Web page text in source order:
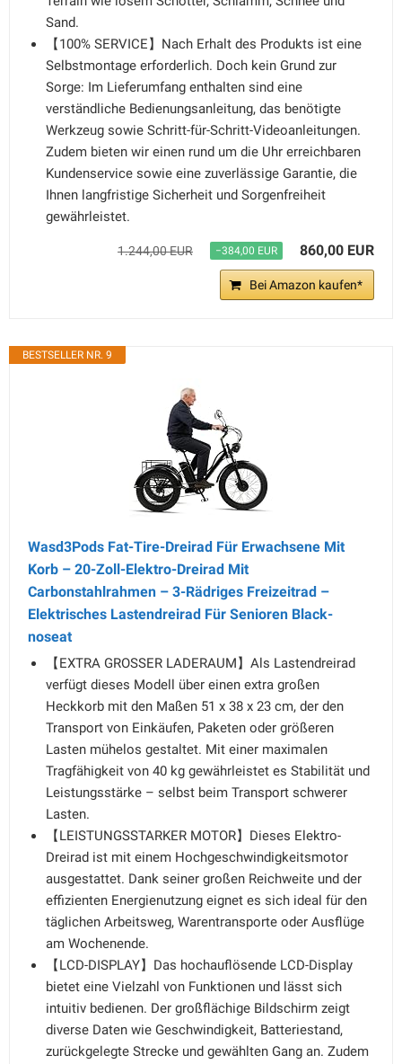
Sand.
【100% SERVICE】Nach Erhalt des Produkts ist eine
Selbstmontage erforderlich. Doch kein Grund zur
Sorge: Im Lieferumfang enthalten sind eine
verständliche Bedienungsanleitung, das benötigte
Werkzeug sowie Schritt-für-Schritt-Videoanleitungen.
Zudem bieten wir einen rund um die Uhr erreichbaren
Kundenservice sowie eine zuverlässige Garantie, die
Ihnen langfristige Sicherheit und Sorgenfreiheit
gewährleistet.
1.244,00 EUR −384,00 EUR 860,00 EUR
Bei Amazon kaufen*
BESTSELLER NR. 9
Wasd3Pods Fat-Tire-Dreirad Für Erwachsene Mit
Korb – 20-Zoll-Elektro-Dreirad Mit
Carbonstahlrahmen – 3-Rädriges Freizeitrad –
Elektrisches Lastendreirad Für Senioren Black-
noseat
【EXTRA GROSSER LADERAUM】Als Lastendreirad
verfügt dieses Modell über einen extra großen
Heckkorb mit den Maßen 51 x 38 x 23 cm, der den
Transport von Einkäufen, Paketen oder größeren
Lasten mühelos gestaltet. Mit einer maximalen
Tragfähigkeit von 40 kg gewährleistet es Stabilität und
Leistungsstärke – selbst beim Transport schwerer
Lasten.
【LEISTUNGSSTARKER MOTOR】Dieses Elektro-
Dreirad ist mit einem Hochgeschwindigkeitsmotor
ausgestattet. Dank seiner großen Reichweite und der
effizienten Energienutzung eignet es sich ideal für den
täglichen Arbeitsweg, Warentransporte oder Ausflüge
am Wochenende.
【LCD-DISPLAY】Das hochauflösende LCD-Display
bietet eine Vielzahl von Funktionen und lässt sich
intuitiv bedienen. Der großflächige Bildschirm zeigt
diverse Daten wie Geschwindigkeit, Batteriestand,
zurückgelegte Strecke und gewählten Gang an. Zudem